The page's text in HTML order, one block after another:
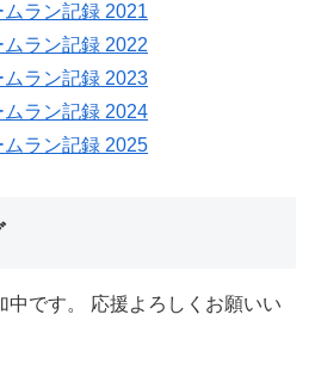
ラン記録 2021
ラン記録 2022
ラン記録 2023
ラン記録 2024
ラン記録 2025
です。 応援よろしくお願いい